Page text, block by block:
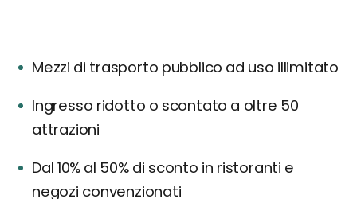
Mezzi di trasporto pubblico ad uso illimitato
Ingresso ridotto o scontato a oltre 50
attrazioni
Dal 10% al 50% di sconto in ristoranti e
negozi convenzionati